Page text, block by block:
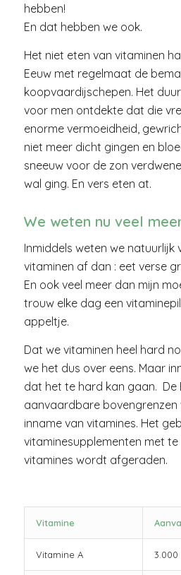
hebben!
En dat hebben we ook.
Het niet eten van vitaminen
Eeuw met regelmaat de
koopvaardijschepen. Het
voor men ontdekte dat die
enorme vermoeidheid,
niet meer dicht gingen en
sneeuw voor de zon
wal ging. En vers eten at.
We weten nu veel
Inmiddels weten we natuurlijk
vitaminen af dan : eet verse
En ook veel meer dan mijn
trouw elke dag een
appeltje.
Dat we vitaminen heel hard
we het dus over eens. Maar
dat het te hard kan gaan. De
aanvaardbare
inname van vitamines. Het
vitaminesupplementen met
vitamines wordt afgeraden.
Vitamine
Vitamine A